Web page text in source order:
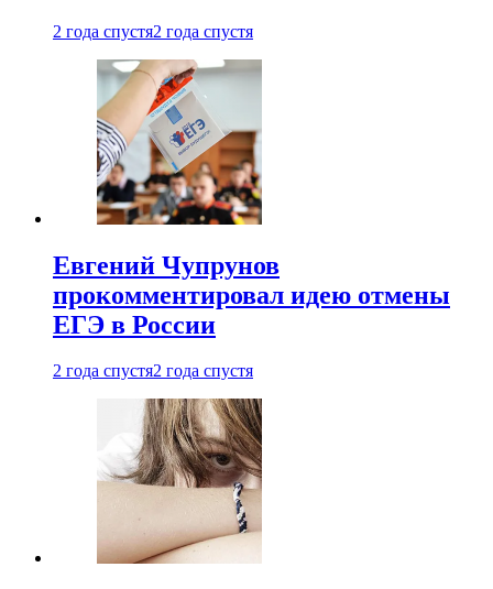
2 года спустя2 года спустя
Евгений Чупрунов
прокомментировал идею отмены
ЕГЭ в России
2 года спустя2 года спустя